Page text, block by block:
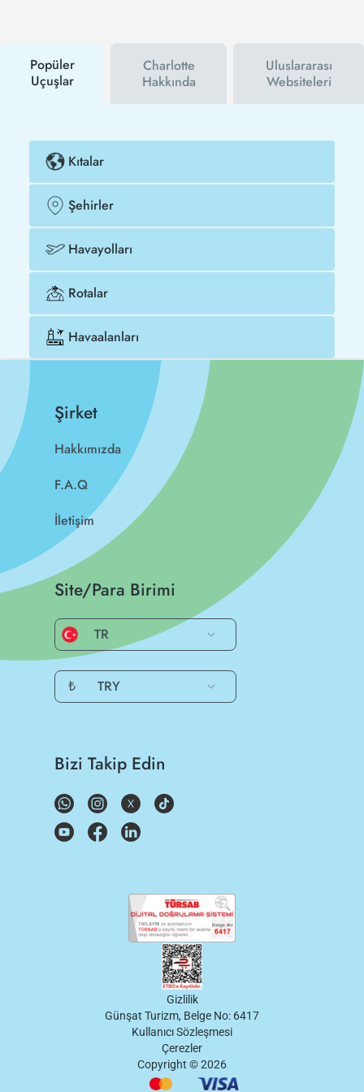
Popüler
Uçuşlar
Charlotte
Hakkında
Uluslararası
Websiteleri
Kıtalar
Şehirler
Havayolları
Rotalar
Havaalanları
Şirket
Hakkımızda
F.A.Q
İletişim
Site/Para Birimi
TR
₺ TRY
Bizi Takip Edin
Gizlilik
Günşat Turizm, Belge No: 6417
Kullanıcı Sözleşmesi
Çerezler
Copyright ©2026